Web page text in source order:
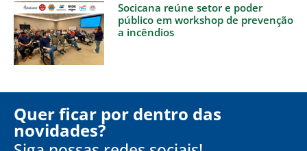
Socicana reúne setor e poder
público em workshop de prevenção
a incêndios
Quer ficar por dentro das
novidades?